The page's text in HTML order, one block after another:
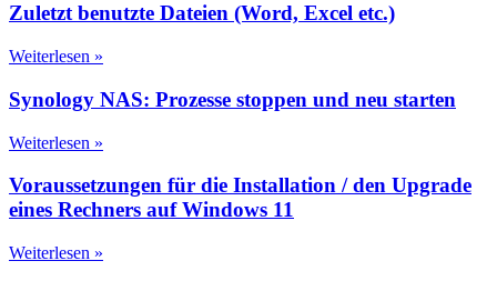
Zuletzt benutzte Dateien (Word, Excel etc.)
Weiterlesen »
Synology NAS: Prozesse stoppen und neu starten
Weiterlesen »
Voraussetzungen für die Installation / den Upgrade
eines Rechners auf Windows 11
Weiterlesen »